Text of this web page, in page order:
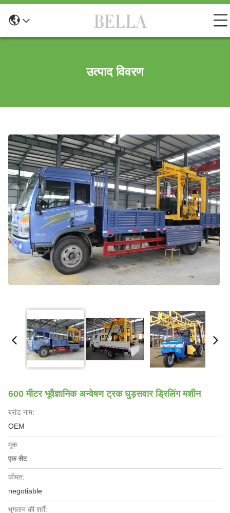
उत्पाद विवरण
600 मीटर भूवैज्ञानिक अन्वेषण ट्रक घुड़सवार ड्रिलिंग मशीन
ब्रांड नाम:
OEM
मूक:
एक सेट
कीमत:
negotiable
भुगतान की शर्तें: